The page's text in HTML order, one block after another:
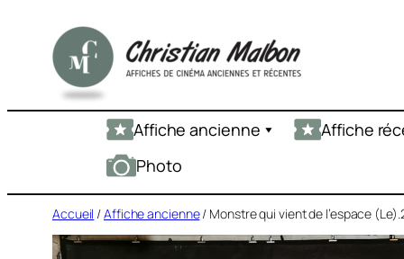
contenu
Affiche ancienne Affiche
Photo
Accueil /Affiche ancienne/ Monstre qui vient de l’espace